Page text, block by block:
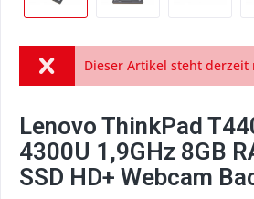
Dieser Artikel steht
Lenovo ThinkPad
4300U 1,9GHz 8GB
SSD HD+ Webcam